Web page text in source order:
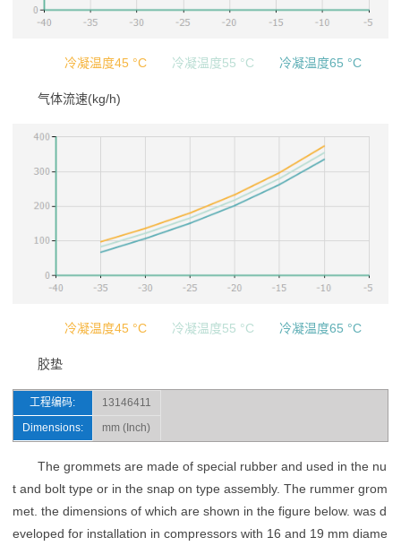
冷凝温度45 °C 冷凝温度55 °C 冷凝温度65 °C
气体流速(kg/h)
冷凝温度45 °C 冷凝温度55 °C 冷凝温度65 °C
胶垫
工程编码:
13146411
Dimensions:
mm (Inch)
The grommets are made of special rubber and used in the nu
t and bolt type or in the snap on type assembly. The rummer grom
met. the dimensions of which are shown in the figure below. was d
eveloped for installation in compressors with 16 and 19 mm diame